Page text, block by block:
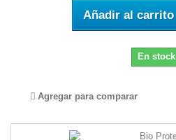
Añadir al carrito
En stock
Agregar para comparar